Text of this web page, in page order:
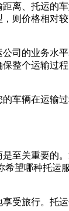
离、托运的
价格相对
司的业务水
整个运输
车辆在运
至关重要的
望哪种托
受旅行。